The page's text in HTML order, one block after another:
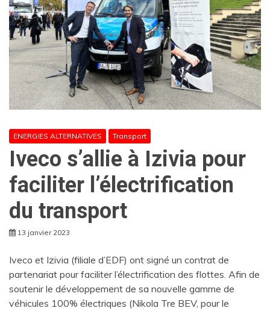
ENERGIES ALTERNATIVES Transport
Iveco s’allie à Izivia pour
faciliter l’électrification
du transport
13 janvier 2023
Iveco et Izivia (filiale d’EDF) ont signé un contrat de
partenariat pour faciliter l’électrification des flottes. Afin de
soutenir le développement de sa nouvelle gamme de
véhicules 100% électriques (Nikola Tre BEV, pour le